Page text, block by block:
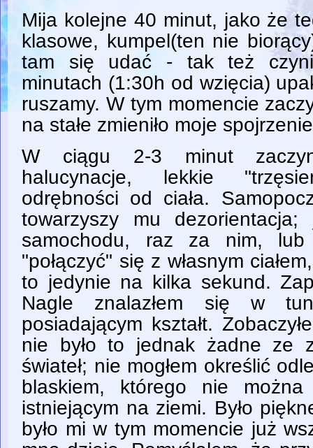
Mija kolejne 40 minut, jako że
klasowe, kumpel(ten nie
tam się udać - tak też
minutach (1:30h od wzięcia)
ruszamy. W tym momencie
na stałe zmieniło moje
W ciągu 2-3 minut
halucynacje, lekkie
odrębności od ciała.
towarzyszy mu
samochodu, raz za nim,
"połączyć" się z własnym
to jedynie na kilka sekund.
Nagle znalazłem się w
posiadającym kształt.
nie było to jednak żadne ze
świateł; nie mogłem określić
blaskiem, którego nie
istniejącym na ziemi. Było
było mi w tym momencie już